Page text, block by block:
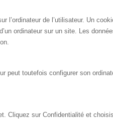
l’ordinateur de l’utilisateur. Un
ordinateur sur un site. Les
peut toutefois configurer son
Cliquez sur Confidentialité et